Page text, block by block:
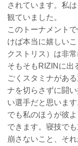
されています。私
観ていました。
このトーナメント
けば本当に嬉しい
クストリス）は非
そもそもRIZINに出
ごくスタミナがあ
ナを切らさずに闘
い選手だと思います
でも私のほうが彼
できます。寝技で
崩さないこと、そ